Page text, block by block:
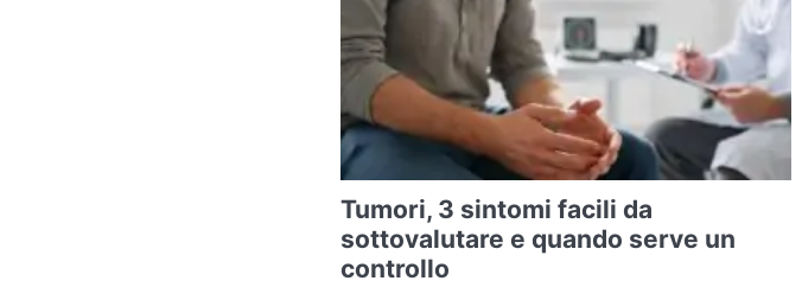
Tumori, 3 sintomi facili da
sottovalutare e quando serve un
controllo